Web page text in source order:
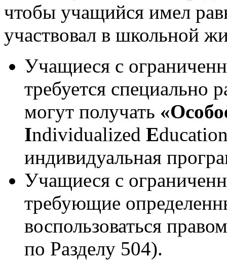
чтобы учащийся имел
участвовал в школьной
Учащиеся с
требуется специально
могут получать
Individualized E
индивидуальная
Учащиеся с
требующие
воспользоваться
по Разделу 504).